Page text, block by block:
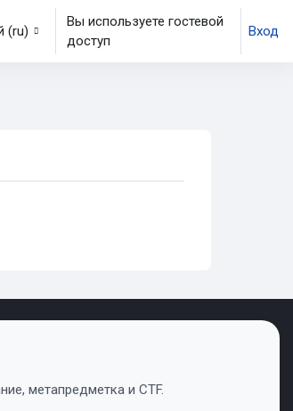
‎(ru)‎
Вы используете гостевой
доступ
Вход
сервисами | Иван
метапредметка и CTF.